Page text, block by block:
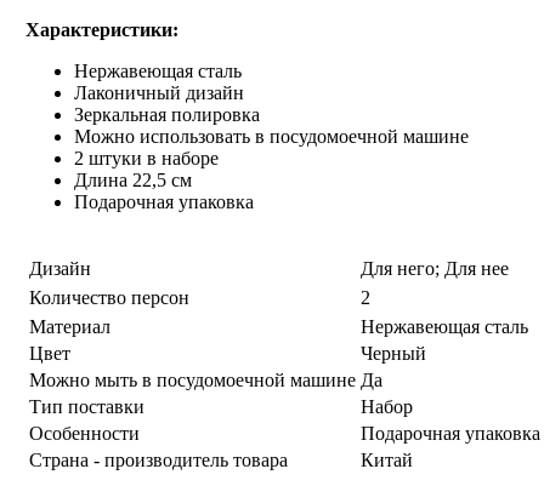
Характеристики:
Нержавеющая сталь
Лаконичный дизайн
Зеркальная полировка
Можно использовать в посудомоечной машине
2 штуки в наборе
Длина 22,5 см
Подарочная упаковка
Дизайн
Для него; Для нее
Количество персон
2
Материал
Нержавеющая сталь
Цвет
Черный
Можно мыть в посудомоечной машине Да
Тип поставки
Набор
Особенности
Подарочная упаковка
Страна - производитель товара
Китай